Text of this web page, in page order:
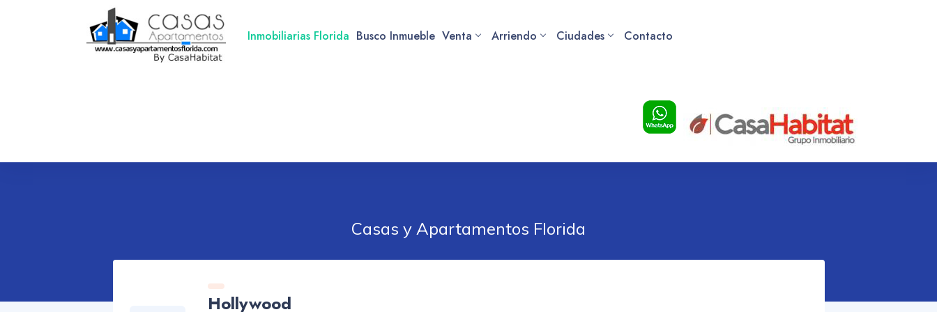
Inmobiliarias Florida Busco Inmueble Venta Arriendo Ciudades Contacto
Casas y Apartamentos Florida
Hollywood